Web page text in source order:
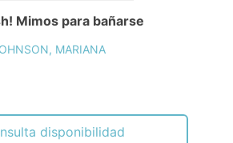
Mimos para bañarse
MARIANA
disponibilidad